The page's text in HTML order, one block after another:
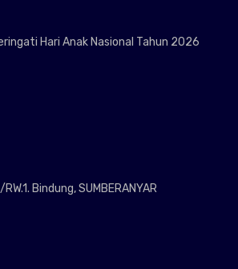
Hari Anak Nasional Tahun 2026
Bindung, SUMBERANYAR